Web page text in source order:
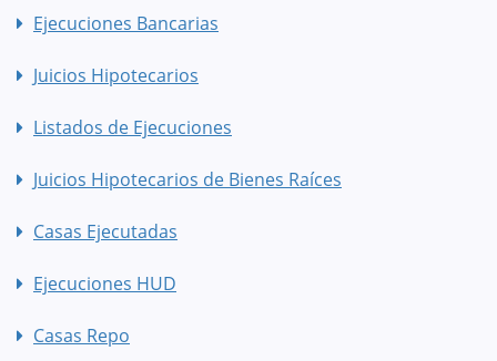
Ejecuciones Bancarias
Juicios Hipotecarios
Listados de Ejecuciones
Juicios Hipotecarios de Bienes Raíces
Casas Ejecutadas
Ejecuciones HUD
Casas Repo